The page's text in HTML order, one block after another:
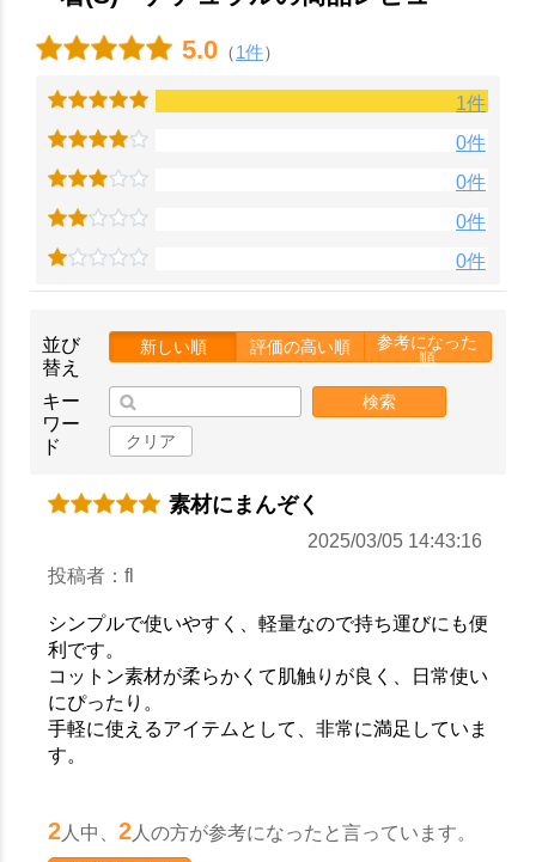
5.0 （1件）
1件
0件
0件
0件
0件
並び
替え
新しい順 評価の高い順
参考になった
順
キー
ワー
ド
検索
クリア
素材にまんぞく
2025/03/05 14:43:16
投稿者：fl
シンプルで使いやすく、軽量なので持ち運びにも便
利です。
コットン素材が柔らかくて肌触りが良く、日常使い
にぴったり。
手軽に使えるアイテムとして、非常に満足していま
す。
2 人中、 2 人の方が参考になったと言っています。